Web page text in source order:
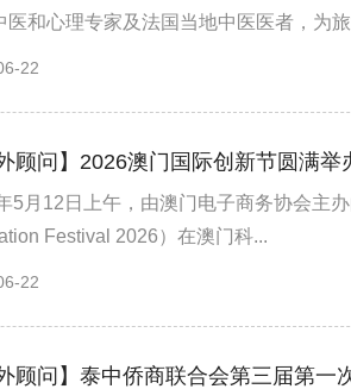
医和心理专家及法国当地中医医者，为
22
外顾问】2026澳门国际创新节圆满
5月12日上午，由澳门电子商务协会主
Festival 2026）在澳门科...
22
外顾问】泰中侨商联合会第三届第